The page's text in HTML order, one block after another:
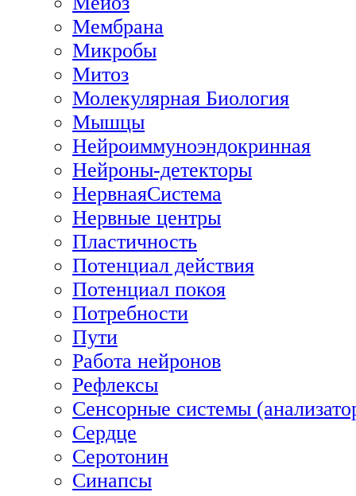
Мембрана
Микробы
Митоз
Молекулярная Биология
Мышцы
Нейроиммуноэндокринная
Нейроны-детекторы
НервнаяСистема
Нервные центры
Пластичность
Потенциал действия
Потенциал покоя
Потребности
Пути
Работа нейронов
Рефлексы
Сенсорные системы
Сердце
Серотонин
Синапсы